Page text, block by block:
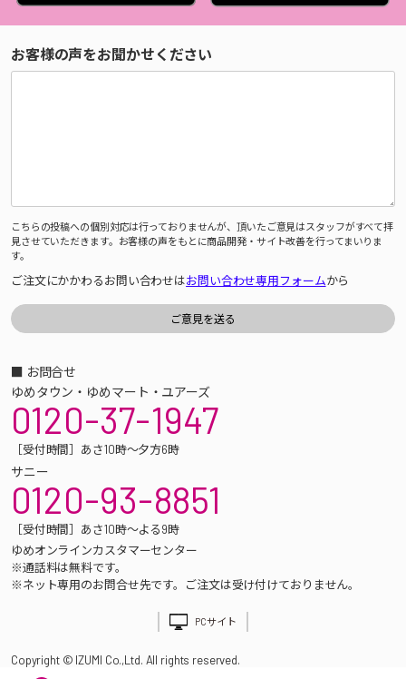
お客様の声をお聞かせください
こちらの投稿への個別対応は行っておりませんが、頂いたご意見はスタッフがすべて拝
見させていただきます。お客様の声をもとに商品開発・サイト改善を行ってまいりま
す。
ご注文にかかわるお問い合わせはお問い合わせ専用フォームから
■ お問合せ
ゆめタウン・ゆめマート・ユアーズ
0120-37-1947
［受付時間］あさ10時～夕方6時
サニー
0120-93-8851
［受付時間］あさ10時～よる9時
ゆめオンラインカスタマーセンター
※通話料は無料です。
※ネット専用のお問合せ先です。ご注文は受け付けておりません。
PCサイト
Copyright © IZUMI Co.,Ltd. All rights reserved.